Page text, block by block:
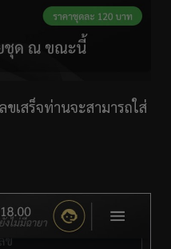
ขเสร็จท่านจะสามารถใส่